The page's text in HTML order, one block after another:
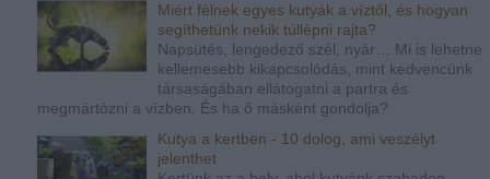
Miért félnek egyes kutyák a víztől, és hogyan
segíthetünk nekik túllépni rajta?
Napsütés, lengedező szél, nyár… Mi is lehetne
kellemesebb kikapcsolódás, mint kedvencünk
társaságában ellátogatni a partra és
megmártózni a vízben. És ha ő másként gondolja?
Kutya a kertben - 10 dolog, ami veszélyt
jelenthet